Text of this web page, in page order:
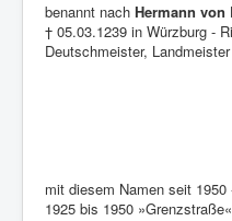
benannt nach Hermann von
† 05.03.1239 in Würzburg -
Deutschmeister,
mit diesem Namen seit
1925 bis 1950 »Grenzstraße«